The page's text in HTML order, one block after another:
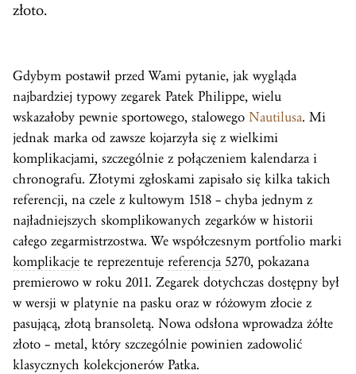
złoto.
Gdybym postawił przed Wami pytanie, jak wygląda
najbardziej typowy zegarek Patek Philippe, wielu
wskazałoby pewnie sportowego, stalowego Nautilusa. Mi
jednak marka od zawsze kojarzyła się z wielkimi
komplikacjami, szczególnie z połączeniem kalendarza i
chronografu. Złotymi zgłoskami zapisało się kilka takich
referencji, na czele z kultowym 1518 – chyba jednym z
najładniejszych skomplikowanych zegarków w historii
całego zegarmistrzostwa. We współczesnym portfolio marki
komplikacje te reprezentuje referencja 5270, pokazana
premierowo w roku 2011. Zegarek dotychczas dostępny był
w wersji w platynie na pasku oraz w różowym złocie z
pasującą, złotą bransoletą. Nowa odsłona wprowadza żółte
złoto – metal, który szczególnie powinien zadowolić
klasycznych kolekcjonerów Patka.